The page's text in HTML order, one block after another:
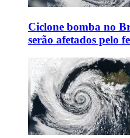
Ciclone bomba no
serão afetados pelo